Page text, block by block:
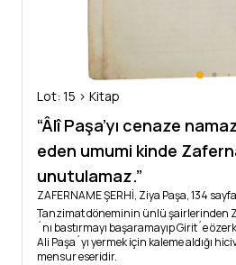
Lot: 15 > Kitap
“Âlî Paşa’yı cenaze
eden umumi kinde
unutulamaz.”
ZAFERNAME ŞERHİ, Ziya Paşa, 134
Tanzimat döneminin ünlü şairlerinden
´nı bastırmayı başaramayıp Girit´e
Ali Paşa´yı yermek için kaleme aldığı
mensur eseridir.